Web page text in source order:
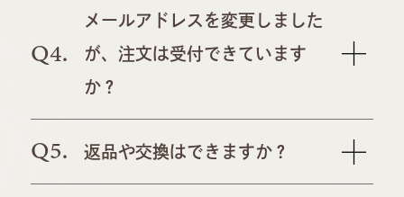
Q4.
メールアドレスを変更しました
が、注文は受付できています
か？
Q5. 返品や交換はできますか？